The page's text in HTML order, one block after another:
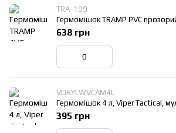
TRA-199
Гермомішок TRAMP PVC
638 грн
VDRYLWVCAM4L
Гермомішок 4 л, Viper Tactical,
395 грн